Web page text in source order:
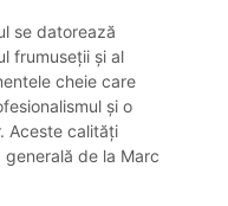
se datorează
frumuseții și al
cheie care
și o
Aceste calități
de la Marc